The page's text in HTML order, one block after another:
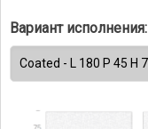
Вариант исполнения: